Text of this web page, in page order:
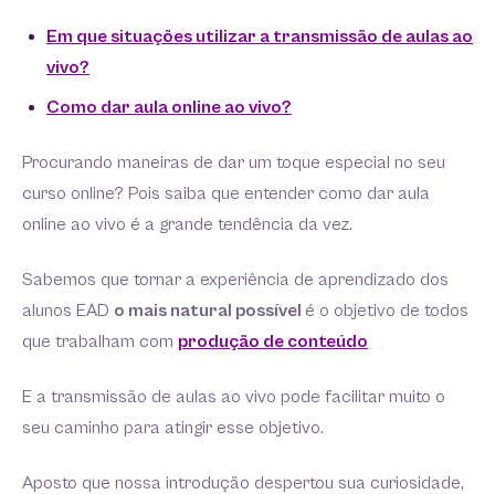
Em que situações utilizar a transmissão de aulas ao
vivo?
Como dar aula online ao vivo?
Procurando maneiras de dar um toque especial no seu
curso online? Pois saiba que entender como dar aula
online ao vivo é a grande tendência da vez.
Sabemos que tornar a experiência de aprendizado dos
alunos EAD o mais natural possível é o objetivo de todos
que trabalham com produção de conteúdo
E a transmissão de aulas ao vivo pode facilitar muito o
seu caminho para atingir esse objetivo.
Aposto que nossa introdução despertou sua curiosidade,